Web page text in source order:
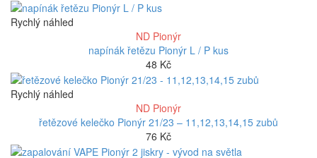
Rychlý náhled
ND Pionýr
napínák řetězu Pionýr L / P kus
48 Kč
Rychlý náhled
ND Pionýr
řetězové kelečko Pionýr 21/23 – 11,12,13,14,15 zubů
76 Kč